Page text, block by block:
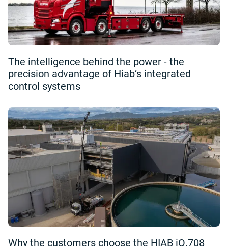
The intelligence behind the power - the
precision advantage of Hiab’s integrated
control systems
Why the customers choose the HIAB iQ.708